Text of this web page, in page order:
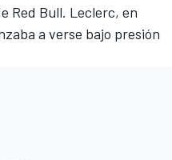
Red Bull. Leclerc, en
a verse bajo presión